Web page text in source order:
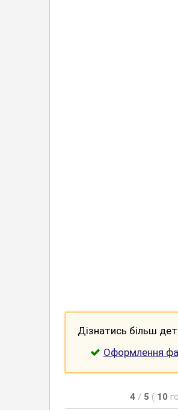
Дізнатись більш
Оформлення
4 / 5 ( 10